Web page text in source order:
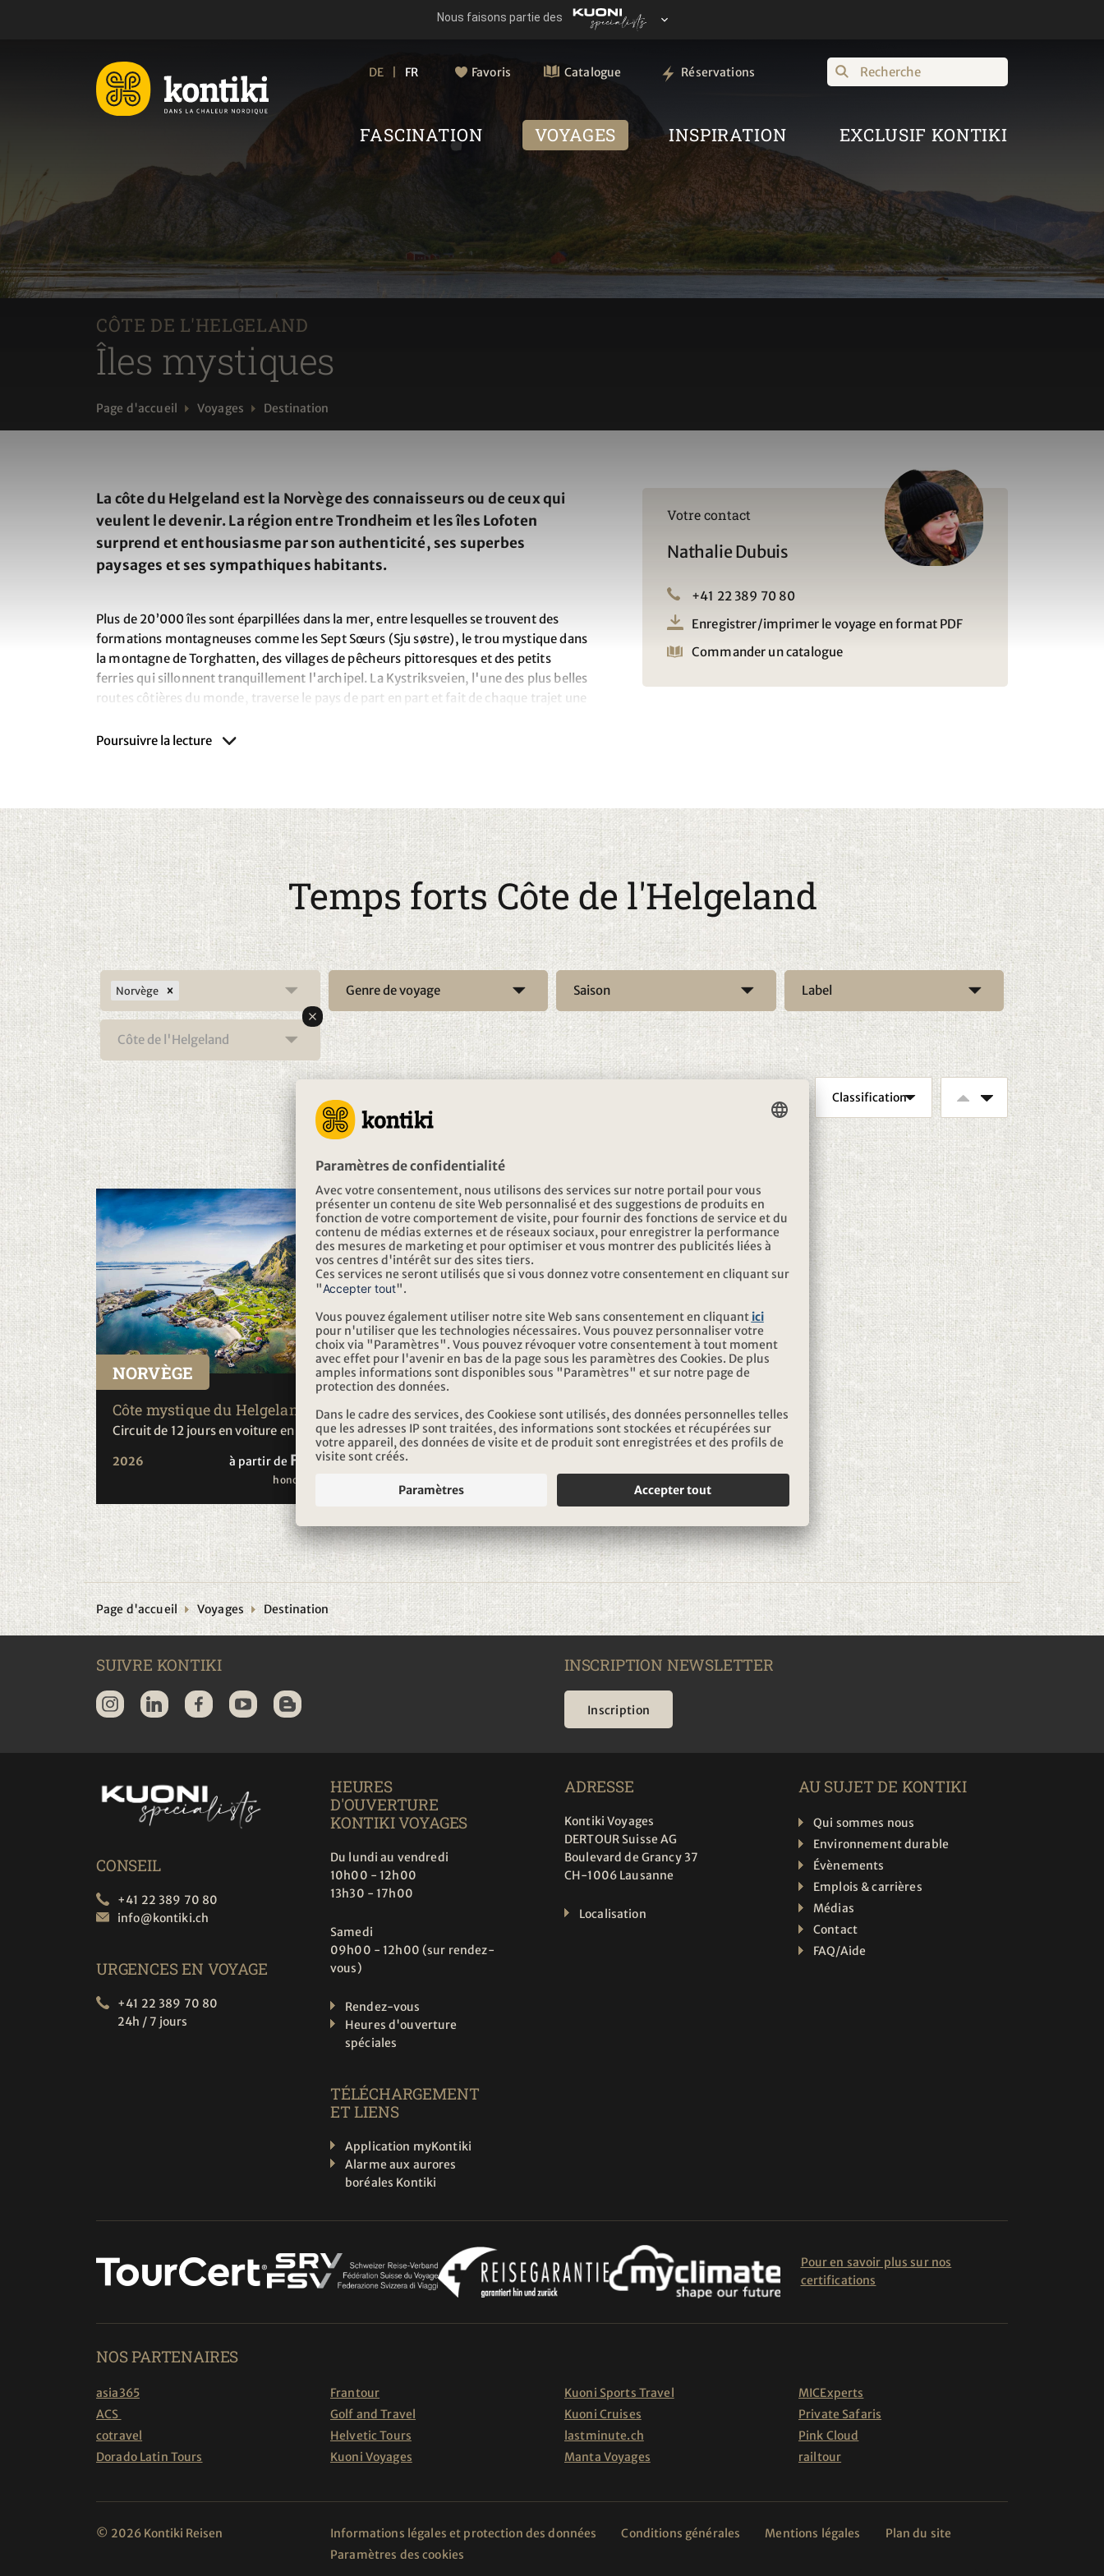
DE FR Favoris Catalogue Réservations Recherche
FASCINATION VOYAGES INSPIRATION EXCLUSIF KONTIKI
CÔTE DE L'HELGELAND
Îles mystiques
Page d'accueil Voyages Destination
La côte du Helgeland est la Norvège des connaisseurs ou de ceux qui
veulent le devenir. La région entre Trondheim et les îles Lofoten
surprend et enthousiasme par son authenticité, ses superbes
paysages et ses sympathiques habitants.
Plus de 20’000 îles sont éparpillées dans la mer, entre lesquelles se trouvent des
formations montagneuses comme les Sept Sœurs (Sju søstre), le trou mystique dans
la montagne de Torghatten, des villages de pêcheurs pittoresques et des petits
ferries qui sillonnent tranquillement l'archipel. La Kystriksveien, l'une des plus belles
routes côtières du monde, traverse le pays de part en part et fait de chaque trajet une
Des lieux comme Brønnøysund, Sandnessjøen, Herøy ou Vega sont des points de
une combinaison vraiment fascinante de nature et de culture. Les sentiers de
randonnée, les itinéraires de kayak et les points de vue y sont de véritables secrets
d'initiés. Ils sont idéaux pour ceux qui veulent découvrir la Norvège hors des sentiers
battus.
En été, les longues journées, la lumière du soleil de minuit et les douces soirées en
bord de mer sont tout simplement superbes. Au début de l'automne, la région
enchante par ses couleurs dorées et son calme presque magique. Que ce soit en se
promenant, en pêchant, en faisant du vélo ou simplement en s'arrêtant, la côte du
Helgeland est un endroit qui reste en mémoire.
Poursuivre la lecture
Votre contact
Nathalie Dubuis
+41 22 389 70 80
Enregistrer/imprimer le voyage en format PDF
Commander un catalogue
Temps forts Côte de l'Helgeland
Norvège
Côte de l'Helgeland
Genre de voyage Saison Label
NORVÈGE
Côte mystique du Helgeland
Circuit de 12 jours en voiture en Norvège
2026 à partir de Fr. 3'120.-
honoraires en sus
Page d'accueil Voyages Destination
SUIVRE KONTIKI INSCRIPTION NEWSLETTER
Inscription
CONSEIL
+41 22 389 70 80
info@kontiki.ch
URGENCES EN VOYAGE
+41 22 389 70 80
24h / 7 jours
HEURES
D'OUVERTURE
KONTIKI VOYAGES
Du lundi au vendredi
10h00 - 12h00
13h30 - 17h00
Samedi
09h00 - 12h00 (sur rendez-
vous)
Rendez-vous
Heures d'ouverture
spéciales
TÉLÉCHARGEMENT
ET LIENS
Application myKontiki
Alarme aux aurores
boréales Kontiki
ADRESSE
Kontiki Voyages
DERTOUR Suisse AG
Boulevard de Grancy 37
CH-1006 Lausanne
Localisation
AU SUJET DE KONTIKI
Qui sommes nous
Environnement durable
Évènements
Emplois & carrières
Médias
Contact
FAQ/Aide
Pour en savoir plus sur nos
certifications
NOS PARTENAIRES
asia365
ACS
cotravel
Dorado Latin Tours
Frantour
Golf and Travel
Helvetic Tours
Kuoni Voyages
Kuoni Sports Travel
Kuoni Cruises
lastminute.ch
Manta Voyages
MICExperts
Private Safaris
Pink Cloud
railtour
© 2026 Kontiki Reisen Informations légales et protection des données Conditions générales Mentions légales
Plan du site
Paramètres des cookies